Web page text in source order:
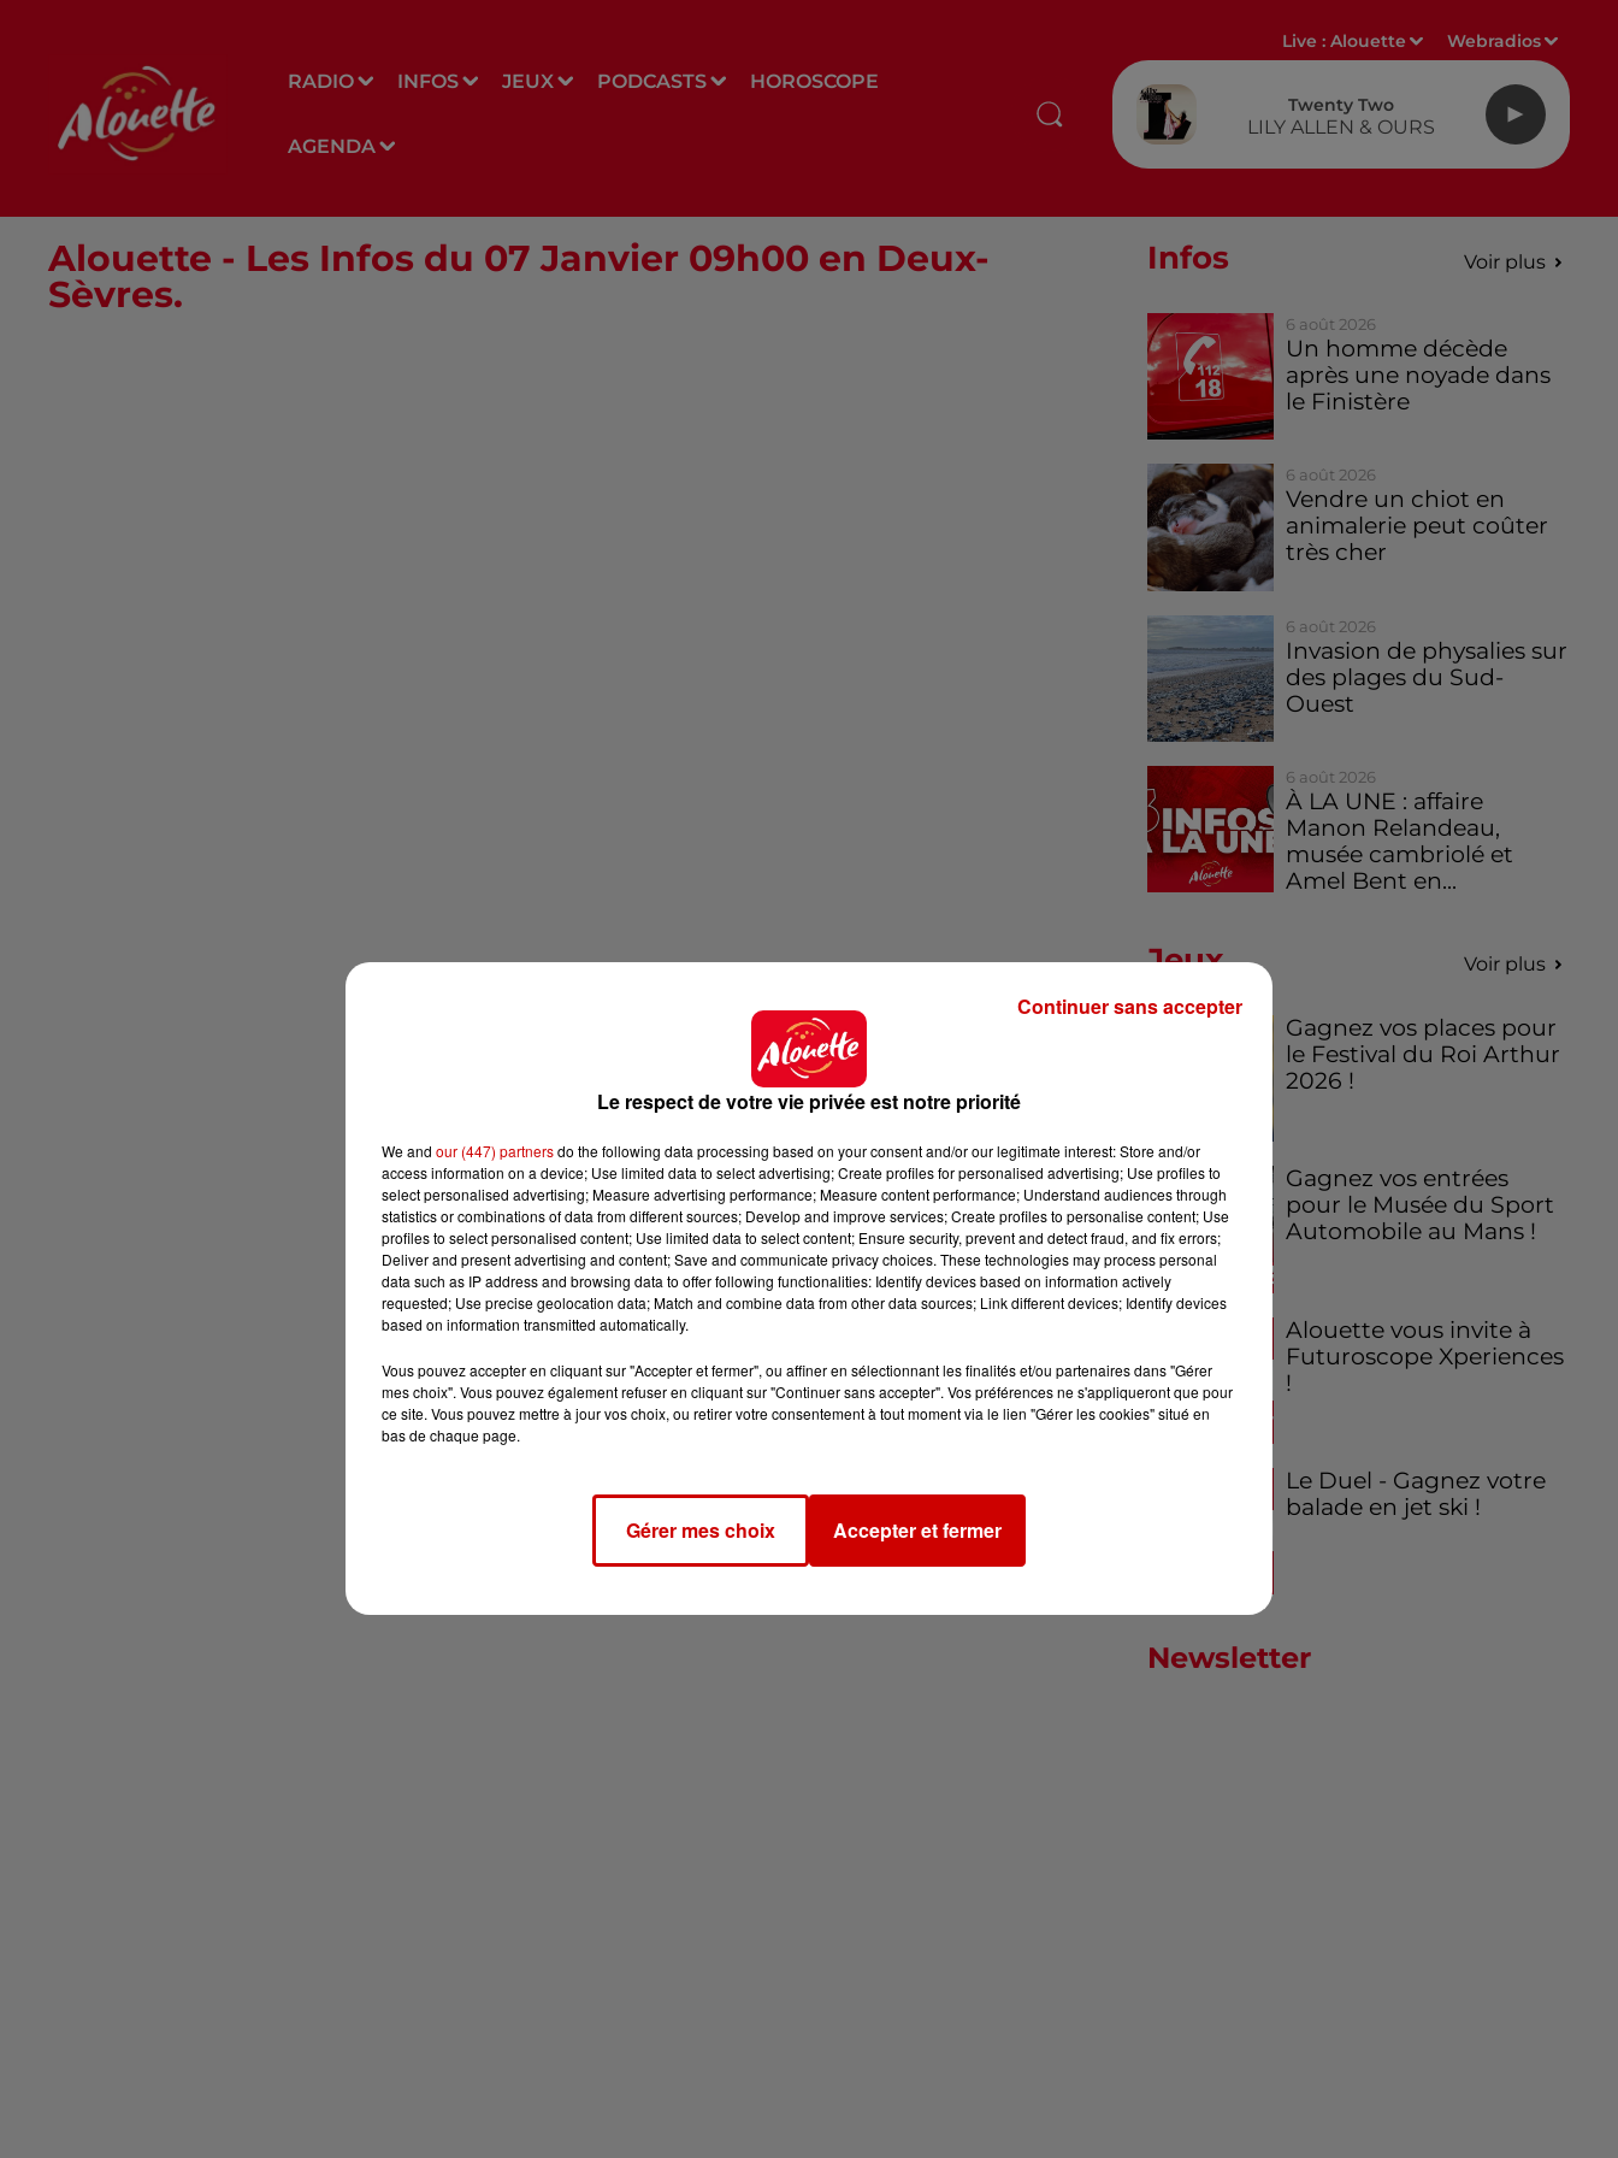
RADIO INFOS JEUX PODCASTS HOROSCOPE
AGENDA
Live :Alouette Webradios
Twenty Two
LILY ALLEN & OURS
Alouette - Les Infos du 07 Janvier 09h00 en Deux-
Sèvres.
Infos Voir plus
6 août 2026
Un homme décède
après une noyade dans
le Finistère
6 août 2026
Vendre un chiot en
animalerie peut coûter
très cher
6 août 2026
Invasion de physalies sur
des plages du Sud-
Ouest
6 août 2026
À LA UNE : affaire
Manon Relandeau,
musée cambriolé et
Amel Bent en...
Jeux Voir plus
Gagnez vos places pour
le Festival du Roi Arthur
2026 !
Gagnez vos entrées
pour le Musée du Sport
Automobile au Mans !
Alouette vous invite à
Futuroscope Xperiences
!
Le Duel - Gagnez votre
balade en jet ski !
Newsletter
Le respect de votre vie privée est notre priorité
We and our (447) partnersdo the following data processing based on your consent and/or our legitimate interest: Store and/or
access information on a device; Use limited data to select advertising; Create profiles for personalised advertising; Use profiles to
select personalised advertising; Measure advertising performance; Measure content performance; Understand audiences through
statistics or combinations of data from different sources; Develop and improve services; Create profiles to personalise content; Use
profiles to select personalised content; Use limited data to select content; Ensure security, prevent and detect fraud, and fix errors;
Deliver and present advertising and content; Save and communicate privacy choices. These technologies may process personal
data such as IP address and browsing data to offer following functionalities: Identify devices based on information actively
requested; Use precise geolocation data; Match and combine data from other data sources; Link different devices; Identify devices
based on information transmitted automatically.
Vous pouvez accepter en cliquant sur "Accepter et fermer", ou affiner en sélectionnant les finalités et/ou partenaires dans "Gérer
mes choix". Vous pouvez également refuser en cliquant sur "Continuer sans accepter". Vos préférences ne s'appliqueront que pour
ce site. Vous pouvez mettre à jour vos choix, ou retirer votre consentement à tout moment via le lien "Gérer les cookies" situé en
bas de chaque page.
Gérer mes choix Accepter et fermer
Continuer sans accepter